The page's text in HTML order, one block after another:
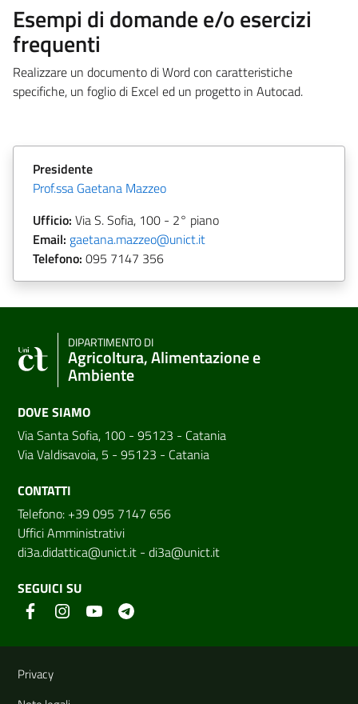
Esempi di domande e/o esercizi
frequenti
Realizzare un documento di Word con caratteristiche
specifiche, un foglio di Excel ed un progetto in Autocad.
Presidente
Prof.ssa Gaetana Mazzeo
Ufficio: Via S. Sofia, 100 - 2° piano
Email: gaetana.mazzeo@unict.it
Telefono: 095 7147 356
DIPARTIMENTO DI
Agricoltura, Alimentazione e
Ambiente
DOVE SIAMO
Via Santa Sofia, 100 - 95123 - Catania
Via Valdisavoia, 5 - 95123 - Catania
CONTATTI
Telefono: +39 095 7147 656
Uffici Amministrativi
di3a.didattica@unict.it - di3a@unict.it
SEGUICI SU
Link e informazioni utili
Privacy